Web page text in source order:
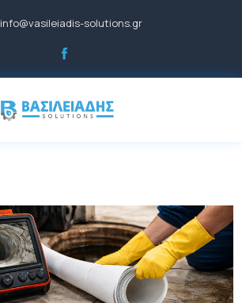
info@vasileiadis-solutions.gr